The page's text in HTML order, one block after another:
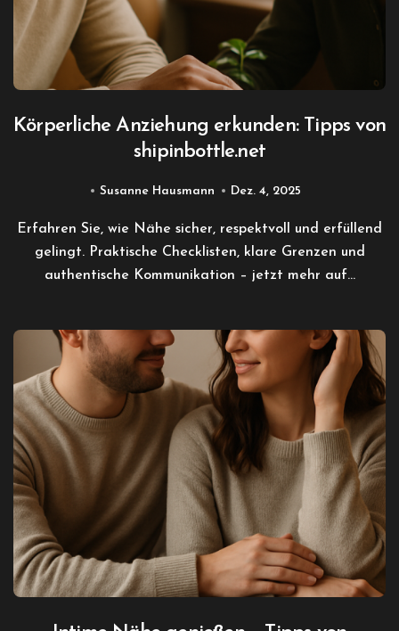
Körperliche Anziehung erkunden: Tipps von
shipinbottle.net
Susanne Hausmann Dez. 4, 2025
Erfahren Sie, wie Nähe sicher, respektvoll und erfüllend
gelingt. Praktische Checklisten, klare Grenzen und
authentische Kommunikation – jetzt mehr auf…